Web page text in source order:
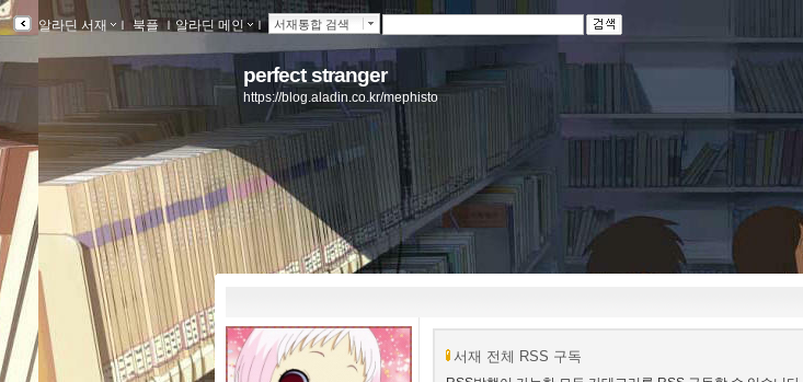
알라딘 서재 ｌ 북플 ｌ 알라딘 메인 ｌ 서재통합 검색
perfect stranger
https://blog.aladin.co.kr/mephisto
서재 전체 RSS 구독